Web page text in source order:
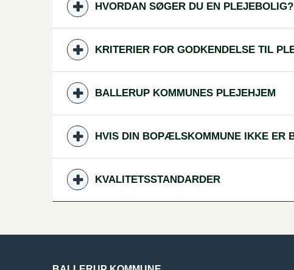
HVORDAN SØGER DU EN PLEJEBOLIG?
KRITERIER FOR GODKENDELSE TIL
BALLERUP KOMMUNES PLEJEHJEM
HVIS DIN BOPÆLSKOMMUNE IKKE ER
KVALITETSSTANDARDER